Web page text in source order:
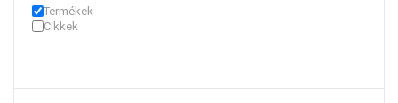
Termékek
Cikkek